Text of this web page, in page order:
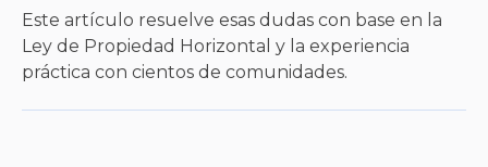
Este artículo resuelve esas dudas con base en la
Ley de Propiedad Horizontal y la experiencia
práctica con cientos de comunidades.